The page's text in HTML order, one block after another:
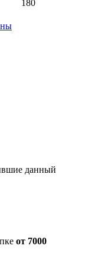
180
данный
от 7000